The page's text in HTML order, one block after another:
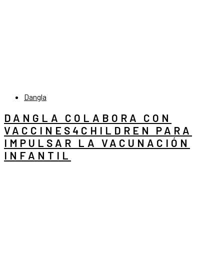
Dangla
DANGLA COLABORA CON
VACCINES4CHILDREN PARA
IMPULSAR LA VACUNACIÓN
INFANTIL